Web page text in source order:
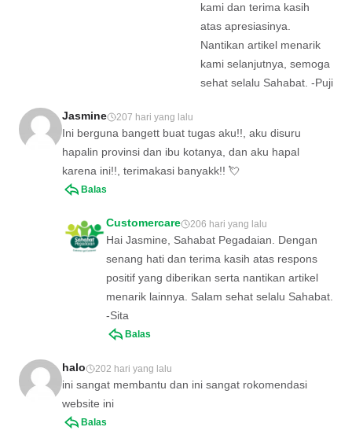
kami dan terima kasih
atas apresiasinya.
Nantikan artikel menarik
kami selanjutnya, semoga
sehat selalu Sahabat. -Puji
Jasmine 207 hari yang lalu
Ini berguna bangett buat tugas aku!!, aku disuru
hapalin provinsi dan ibu kotanya, dan aku hapal
karena ini!!, terimakasi banyakk!! 💘
Balas
Customercare 206 hari yang lalu
Hai Jasmine, Sahabat Pegadaian. Dengan
senang hati dan terima kasih atas respons
positif yang diberikan serta nantikan artikel
menarik lainnya. Salam sehat selalu Sahabat.
-Sita
Balas
halo 202 hari yang lalu
ini sangat membantu dan ini sangat rokomendasi
website ini
Balas